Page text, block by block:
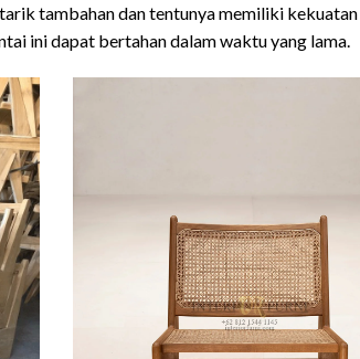
tambahan dan tentunya memiliki
ini dapat bertahan dalam waktu yang lama.